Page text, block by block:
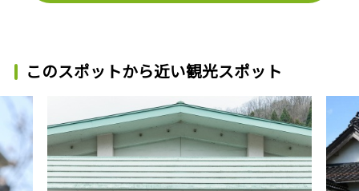
このスポットから近い観光スポット